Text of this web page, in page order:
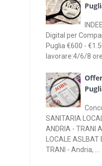
Digital per
Puglia €600 -
lavorare:4/6/8
SANITARIA
ANDRIA - TRANI
LOCALE
TRANI - Andria, ...